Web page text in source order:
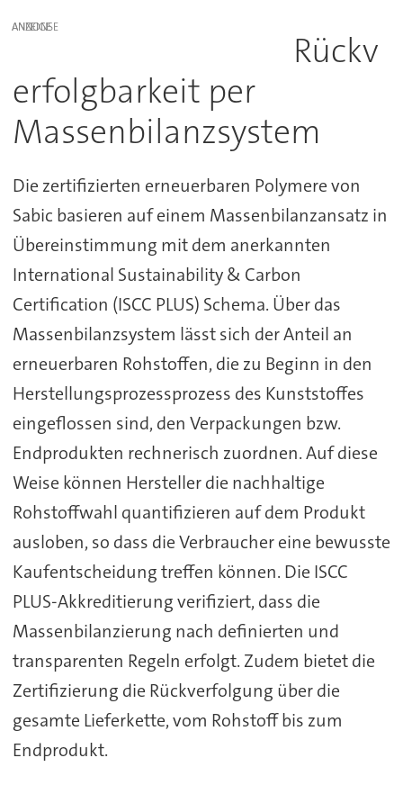
ANZEIGE
Rückv
erfolgbarkeit per
Massenbilanzsystem
Die zertifizierten erneuerbaren Polymere von
Sabic basieren auf einem Massenbilanzansatz in
Übereinstimmung mit dem anerkannten
International Sustainability & Carbon
Certification (ISCC PLUS) Schema. Über das
Massenbilanzsystem lässt sich der Anteil an
erneuerbaren Rohstoffen, die zu Beginn in den
Herstellungsprozessprozess des Kunststoffes
eingeflossen sind, den Verpackungen bzw.
Endprodukten rechnerisch zuordnen. Auf diese
Weise können Hersteller die nachhaltige
Rohstoffwahl quantifizieren auf dem Produkt
ausloben, so dass die Verbraucher eine bewusste
Kaufentscheidung treffen können. Die ISCC
PLUS-Akkreditierung verifiziert, dass die
Massenbilanzierung nach definierten und
transparenten Regeln erfolgt. Zudem bietet die
Zertifizierung die Rückverfolgung über die
gesamte Lieferkette, vom Rohstoff bis zum
Endprodukt.